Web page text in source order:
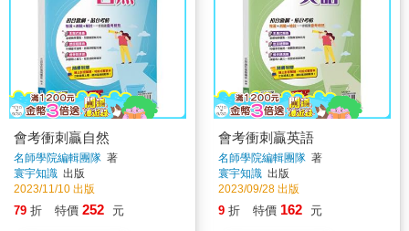
會考衝刺贏自然
名師學院編輯團隊 著
寰宇知識 出版
2023/11/10 出版
79 折 特價 252 元
會考衝刺贏英語
名師學院編輯團隊 著
寰宇知識 出版
2023/09/28 出版
9 折 特價 162 元